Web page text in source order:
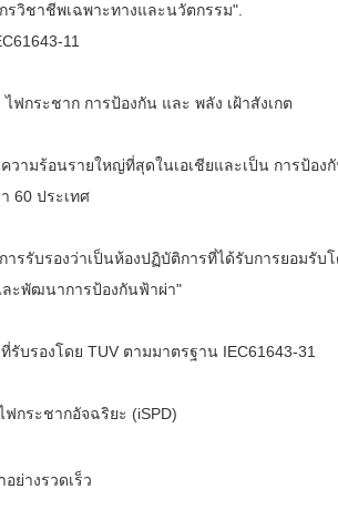
รวิชาชีพเฉพาะทางและนวัตกรรม".
11
กระชาก การป้องกัน และ พลัง เฝ้าสังเกต
วามร้อนรายใหญ่ที่สุดในเอเชียและเป็น การป้อง
60 ประเทศ
รรับรองว่าเป็นห้องปฏิบัติการที่ได้รับการยอมรับ
ะพัฒนาการป้องกันฟ้าผ่า"
บรองโดย TUV ตามมาตรฐาน IEC61643-31
กระชากอัจฉริยะ (iSPD)
ย่างรวดเร็ว